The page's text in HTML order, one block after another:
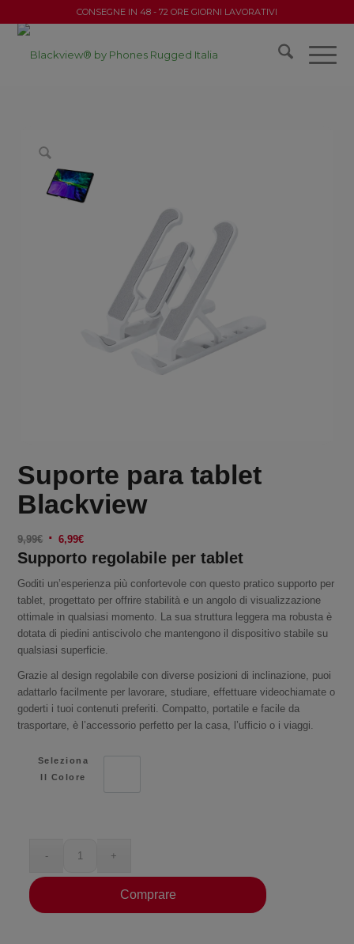
CONSEGNE IN 48 - 72 ORE GIORNI LAVORATIVI
Suporte para tablet
Blackview
9,99€ Il
prezzo
originale
era:
9,99€.
6,99€Il
prezzo
attuale
è:
6,99€.
Supporto regolabile per tablet
Goditi un’esperienza più confortevole con questo pratico supporto per
tablet, progettato per offrire stabilità e un angolo di visualizzazione
ottimale in qualsiasi momento. La sua struttura leggera ma robusta è
dotata di piedini antiscivolo che mantengono il dispositivo stabile su
qualsiasi superficie.
Grazie al design regolabile con diverse posizioni di inclinazione, puoi
adattarlo facilmente per lavorare, studiare, effettuare videochiamate o
goderti i tuoi contenuti preferiti. Compatto, portatile e facile da
trasportare, è l’accessorio perfetto per la casa, l’ufficio o i viaggi.
Seleziona
Il Colore
Comprare